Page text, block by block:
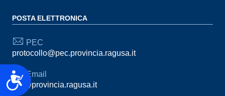
Accessibilità
POSTA ELETTRONICA
PEC
protocollo@pec.provincia.ragusa.it
Email
urp@provincia.ragusa.it